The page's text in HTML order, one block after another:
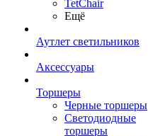
TetСhair
Ещё
Аутлет светильников
Аксессуары
Торшеры
Черные торшеры
Светодиодные
торшеры